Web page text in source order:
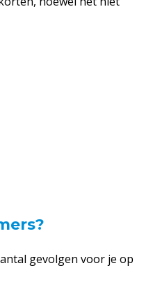
gevolgen voor je op